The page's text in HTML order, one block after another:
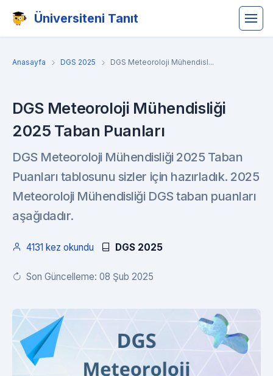
Üniversiteni Tanıt
Anasayfa DGS 2025 DGS Meteoroloji Mühendisl...
DGS Meteoroloji Mühendisliği
2025 Taban Puanları
DGS Meteoroloji Mühendisliği 2025 Taban
Puanları tablosunu sizler için hazırladık. 2025
Meteoroloji Mühendisliği DGS taban puanları
aşağıdadır.
4131 kez okundu DGS 2025
Son Güncelleme: 08 Şub 2025